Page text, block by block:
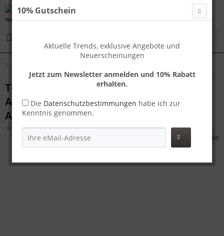
Travelhouse Tokyo Kofferset S+M Gold |
Aluminium-Hartschale | TSA-Schloss,
Aluminiumrahmen
10% Gutschein
Aktuelle Trends, exklusive Angebote und
Neuerscheinungen
Jetzt zum Newsletter anmelden und 10% Rabatt
erhalten.
Die Datenschutzbestimmungen habe ich zur
Kenntnis genommen.